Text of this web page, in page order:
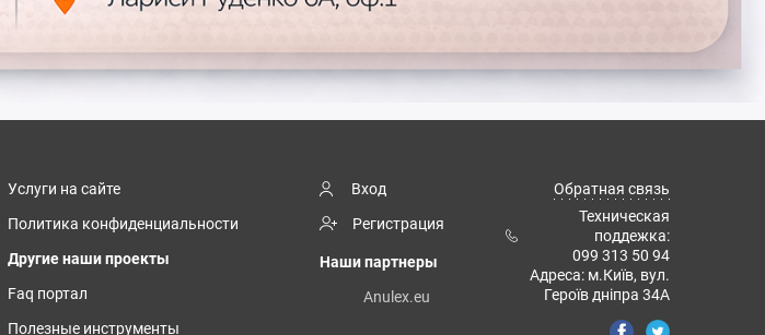
Услуги на сайте
Политика конфиденциальности
Другие наши проекты
Faq портал
Полезные инструменты
Вход
Регистрация
Наши партнеры
Anulex.eu
Обратная связь
Техническая
поддежка:
099 313 50 94
Адреса: м.Київ, вул.
Героїв дніпра 34А